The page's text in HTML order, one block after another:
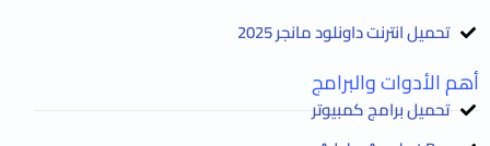
تحميل انترنت داونلود مانجر 2025
أهم الأدوات والبرامج
تحميل برامج كمبيوتر